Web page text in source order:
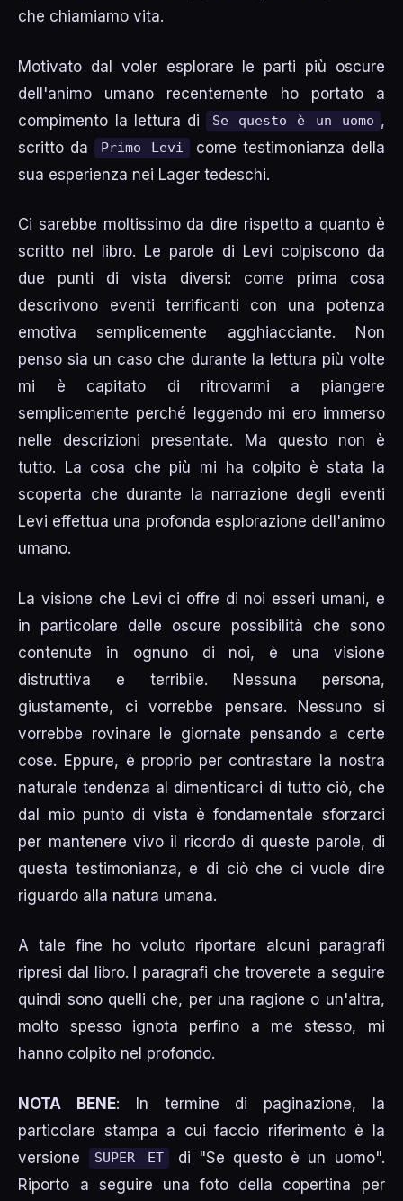
che chiamiamo vita.
Motivato dal voler esplorare le parti più oscure
dell'animo umano recentemente ho portato a
compimento la lettura di
Se questo è un uomo ,
scritto da
Primo Levi
come testimonianza della
sua esperienza nei Lager tedeschi.
Ci sarebbe moltissimo da dire rispetto a quanto è
scritto nel libro. Le parole di Levi colpiscono da
due punti di vista diversi: come prima cosa
descrivono eventi terrificanti con una potenza
emotiva semplicemente agghiacciante. Non
penso sia un caso che durante la lettura più volte
mi è capitato di ritrovarmi a piangere
semplicemente perché leggendo mi ero immerso
nelle descrizioni presentate. Ma questo non è
tutto. La cosa che più mi ha colpito è stata la
scoperta che durante la narrazione degli eventi
Levi effettua una profonda esplorazione dell'animo
umano.
La visione che Levi ci offre di noi esseri umani, e
in particolare delle oscure possibilità che sono
contenute in ognuno di noi, è una visione
distruttiva e terribile. Nessuna persona,
giustamente, ci vorrebbe pensare. Nessuno si
vorrebbe rovinare le giornate pensando a certe
cose. Eppure, è proprio per contrastare la nostra
naturale tendenza al dimenticarci di tutto ciò, che
dal mio punto di vista è fondamentale sforzarci
per mantenere vivo il ricordo di queste parole, di
questa testimonianza, e di ciò che ci vuole dire
riguardo alla natura umana.
A tale fine ho voluto riportare alcuni paragrafi
ripresi dal libro. I paragrafi che troverete a seguire
quindi sono quelli che, per una ragione o un'altra,
molto spesso ignota perfino a me stesso, mi
hanno colpito nel profondo.
NOTA BENE: In termine di paginazione, la
particolare stampa a cui faccio riferimento è la
versione
SUPER ET
di "Se questo è un uomo".
Riporto a seguire una foto della copertina per